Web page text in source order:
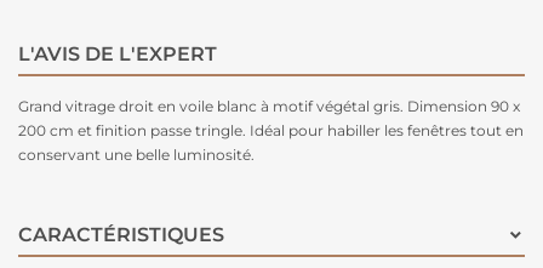
L'AVIS DE L'EXPERT
Grand vitrage droit en voile blanc à motif végétal gris. Dimension 90 x
200 cm et finition passe tringle. Idéal pour habiller les fenêtres tout en
conservant une belle luminosité.
CARACTÉRISTIQUES